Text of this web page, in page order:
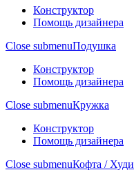
Конструктор
Помощь дизайнера
Close submenuПодушка
Конструктор
Помощь дизайнера
Close submenuКружка
Конструктор
Помощь дизайнера
Close submenuКофта / Худи